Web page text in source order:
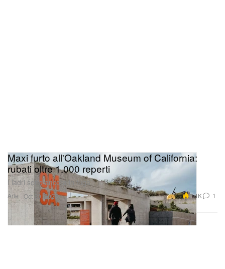
Arte
Maxi furto all'Oakland Museum of California:
rubati oltre 1.000 reperti
I ladri sono ancora in fuga.
Oct 30, 2025 2.4K 1